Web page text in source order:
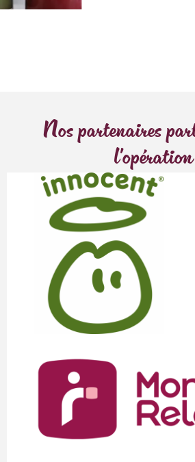
Nos partenaires
l'opération